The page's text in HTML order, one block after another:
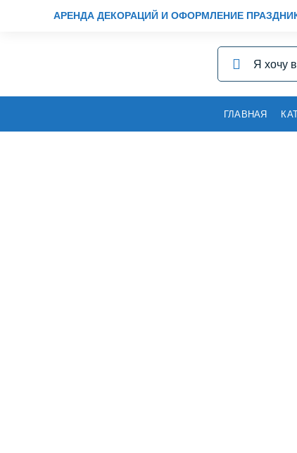
АРЕНДА ДЕКОРАЦИЙ И ОФОРМЛЕНИЕ
ГЛАВНАЯ